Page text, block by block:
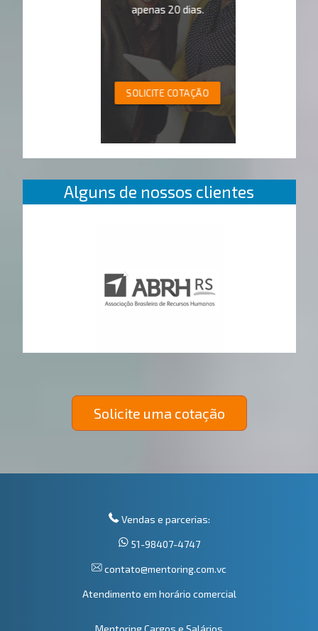
apenas 20 dias.
SOLICITE COTAÇÃO
Alguns de nossos clientes
Solicite uma cotação
Vendas e parcerias:
51-98407-4747
contato@mentoring.com.vc
Atendimento em horário comercial
Mentoring Cargos e Salários